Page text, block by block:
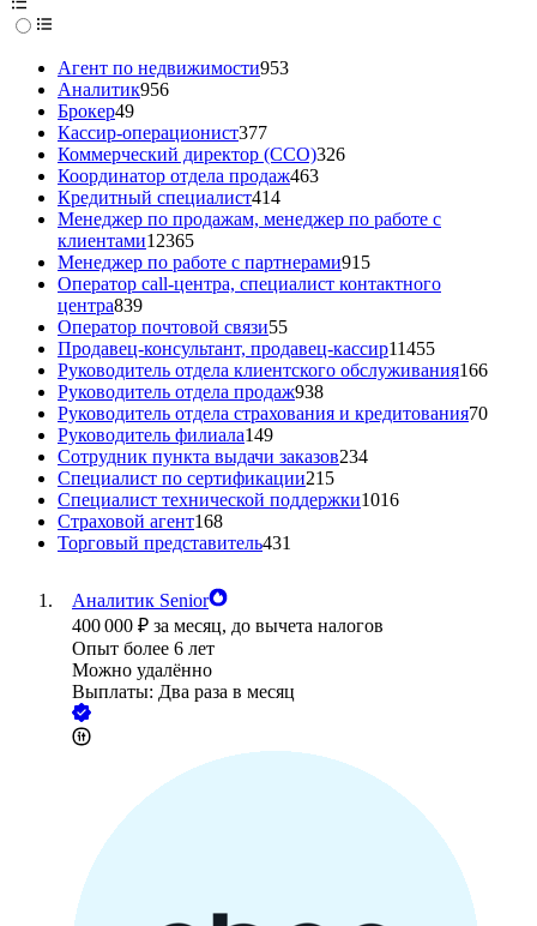
Агент по недвижимости953
Аналитик956
Брокер49
Кассир-операционист377
Коммерческий директор (CCO)326
Координатор отдела продаж463
Кредитный специалист414
Менеджер по продажам, менеджер по работе с
клиентами12365
Менеджер по работе с партнерами915
Оператор call-центра, специалист контактного
центра839
Оператор почтовой связи55
Продавец-консультант, продавец-кассир11455
Руководитель отдела клиентского обслуживания166
Руководитель отдела продаж938
Руководитель отдела страхования и кредитования70
Руководитель филиала149
Сотрудник пункта выдачи заказов234
Специалист по сертификации215
Специалист технической поддержки1016
Страховой агент168
Торговый представитель431
Аналитик Senior
400 000 ₽ за месяц, до вычета налогов
Опыт более 6 лет
Можно удалённо
Выплаты: Два раза в месяц